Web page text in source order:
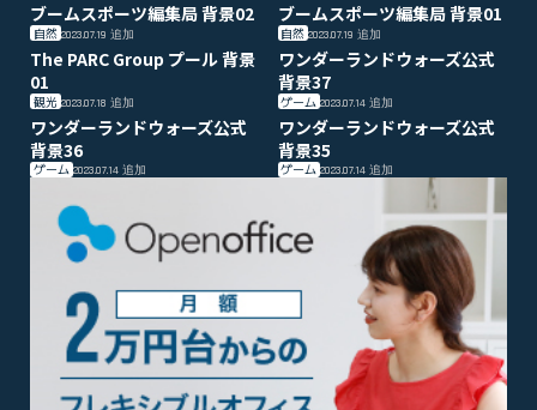
ブームスポーツ編集局 背景02
自然 2023.07.19 追加
ブームスポーツ編集局 背景01
自然 2023.07.19追加
The PARC Group プール 背景
01
観光 2023.07.18 追加
ワンダーランドウォーズ公式
背景37
ゲーム 2023.07.14追加
ワンダーランドウォーズ公式
背景36
ゲーム 2023.07.14 追加
ワンダーランドウォーズ公式
背景35
ゲーム 2023.07.14追加